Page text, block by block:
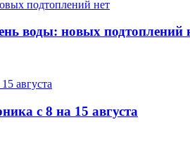
воды: новых подтоплений
с 8 на 15 августа